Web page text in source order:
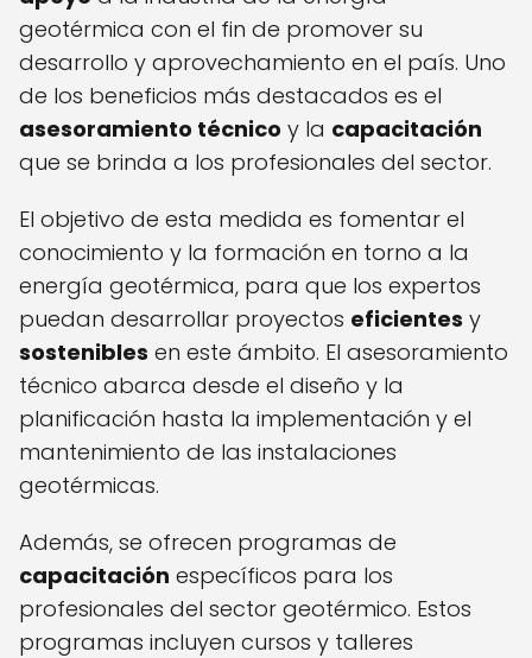
geotérmica con el fin de promover su
desarrollo y aprovechamiento en el país. Uno
de los beneficios más destacados es el
asesoramiento técnico y la capacitación
que se brinda a los profesionales del sector.
El objetivo de esta medida es fomentar el
conocimiento y la formación en torno a la
energía geotérmica, para que los expertos
puedan desarrollar proyectos eficientes y
sostenibles en este ámbito. El asesoramiento
técnico abarca desde el diseño y la
planificación hasta la implementación y el
mantenimiento de las instalaciones
geotérmicas.
Además, se ofrecen programas de
capacitación específicos para los
profesionales del sector geotérmico. Estos
programas incluyen cursos y talleres